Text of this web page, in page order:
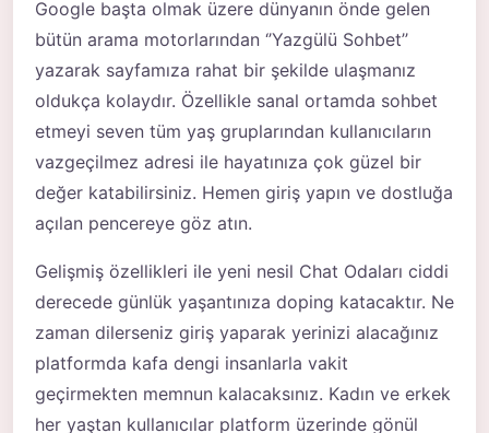
Google başta olmak üzere dünyanın önde gelen
bütün arama motorlarından ‘’Yazgülü Sohbet’’
yazarak sayfamıza rahat bir şekilde ulaşmanız
oldukça kolaydır. Özellikle sanal ortamda sohbet
etmeyi seven tüm yaş gruplarından kullanıcıların
vazgeçilmez adresi ile hayatınıza çok güzel bir
değer katabilirsiniz. Hemen giriş yapın ve dostluğa
açılan pencereye göz atın.
Gelişmiş özellikleri ile yeni nesil Chat Odaları ciddi
derecede günlük yaşantınıza doping katacaktır. Ne
zaman dilerseniz giriş yaparak yerinizi alacağınız
platformda kafa dengi insanlarla vakit
geçirmekten memnun kalacaksınız. Kadın ve erkek
her yaştan kullanıcılar platform üzerinde gönül